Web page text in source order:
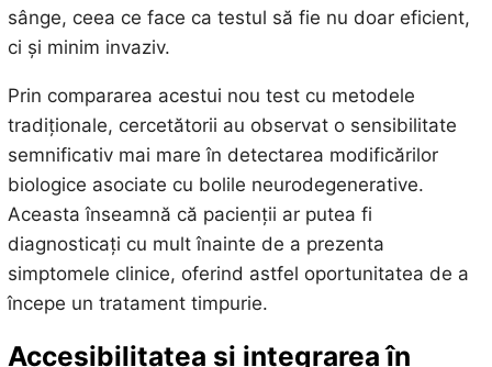
sânge, ceea ce face ca testul să fie nu doar eficient,
ci și minim invaziv.
Prin compararea acestui nou test cu metodele
tradiționale, cercetătorii au observat o sensibilitate
semnificativ mai mare în detectarea modificărilor
biologice asociate cu bolile neurodegenerative.
Aceasta înseamnă că pacienții ar putea fi
diagnosticați cu mult înainte de a prezenta
simptomele clinice, oferind astfel oportunitatea de a
începe un tratament timpurie.
Accesibilitatea și integrarea în